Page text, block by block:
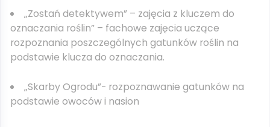
„Zostań detektywem” – zajęcia z kluczem do
oznaczania roślin” – fachowe zajęcia uczące
rozpoznania poszczególnych gatunków roślin na
podstawie klucza do oznaczania.
„Skarby Ogrodu”- rozpoznawanie gatunków na
podstawie owoców i nasion